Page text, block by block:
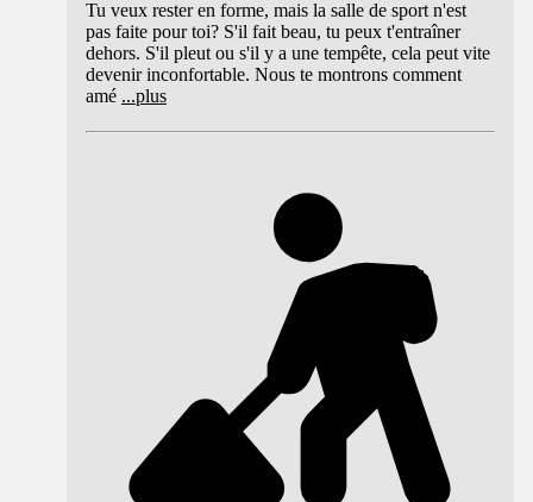
Tu veux rester en forme, mais la salle de sport n'est
pas faite pour toi? S'il fait beau, tu peux t'entraîner
dehors. S'il pleut ou s'il y a une tempête, cela peut vite
devenir inconfortable. Nous te montrons comment
amé ...plus